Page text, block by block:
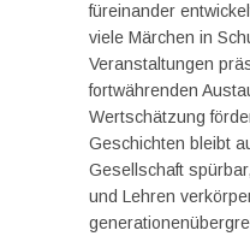
füreinander
viele Märchen in
Veranstaltungen
fortwährenden
Wertschätzung
Geschichten bleibt
Gesellschaft
und Lehren